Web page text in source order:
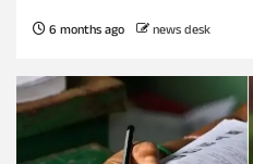
6 months ago news desk